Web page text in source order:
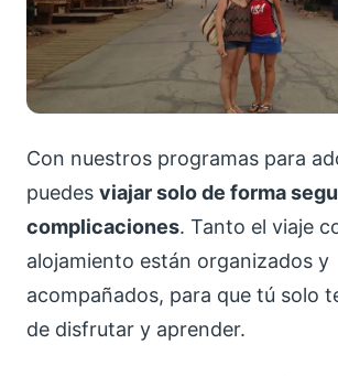
Con nuestros programas para
puedes viajar solo de forma
complicaciones. Tanto el viaje
alojamiento están organizados y
acompañados, para que tú solo
de disfrutar y aprender.